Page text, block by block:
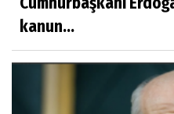
kanun...